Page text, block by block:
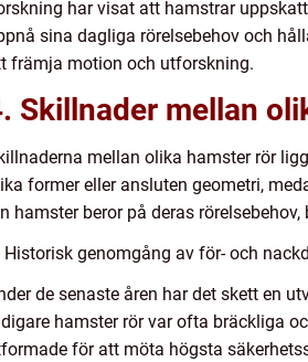
har visat att hamstrar
sina dagliga rörelsebehov och
främja motion och utforskning.
Skillnader mellan
mellan olika hamster rör
former eller ansluten geometri,
hamster beror på deras
Historisk genomgång av för- och
de senaste åren har det skett en
hamster rör var ofta bräckliga
för att möta högsta